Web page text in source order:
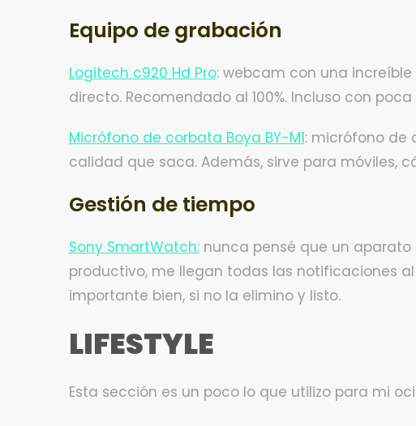
Equipo de grabación
Logitech c920 Hd Pro: webcam con una
directo. Recomendado al 100%. Incluso con
Micrófono de corbata Boya BY-M1: micrófono de
calidad que saca. Además, sirve para móviles,
Gestión de tiempo
Sony SmartWatch:nunca pensé que un aparato
productivo, me llegan todas las notificaciones
importante bien, si no la elimino y listo.
LIFESTYLE
Esta sección es un poco lo que utilizo para mi